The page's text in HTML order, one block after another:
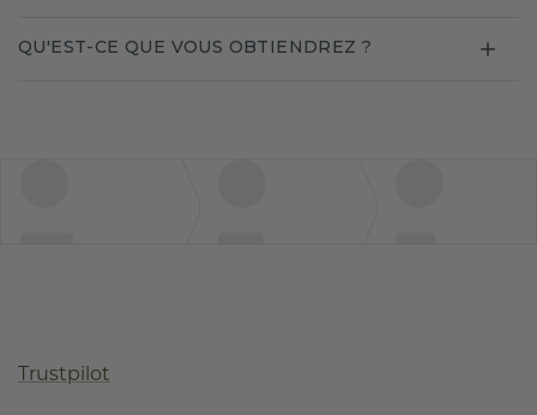
QU'EST-CE QUE VOUS OBTIENDREZ ?
Trustpilot